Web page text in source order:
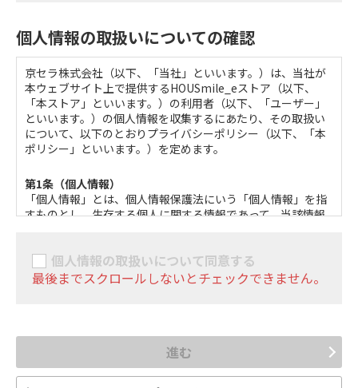
めが優先されるものとします。
第2条（利用登録）
本ストアにおいては、登録希望者が本規約に同意の上、当
社の定める方法によって利用登録を申請し、当社がこれに
対する承認を登録希望者に通知することによって、利用登
録が完了するものとします。
当社は、利用登録の申請者に以下の事由があると判断した
については一切の開示義務を負わないものとします。
利用登録の申請に際して虚偽の事項を届け出た場合
本規約に違反したことがある者からの申請である場合
その他、当社が利用登録を相当でないと判断した場合
第3条（ユーザーIDおよびパスワードの管理）
ユーザーは、自己の責任において、本ストアのユーザーID
およびパスワードを管理するものとします。
の組み合わせが登録情報と一致してログインされた場合に
は、そのユーザーIDを登録しているユーザー自身による利
用とみなします。
個人情報の取扱いについての確認
京セラ株式会社（以下、「当社」といいます。）は、当社が
本ウェブサイト上で提供するHOUSmile_eストア（以下、
「本ストア」といいます。）の利用者（以下、「ユーザー」
といいます。）の個人情報を収集するにあたり、その取扱い
について、以下のとおりプライバシーポリシー（以下、「本
ポリシー」といいます。）を定めます。
第1条（個人情報）
「個人情報」とは、個人情報保護法にいう「個人情報」を指
すものとし、生存する個人に関する情報であって、当該情報
ト番号、基礎年金番号、運転免許証番号、住民票コード、マ
イナンバー（個人番号）等の役務の利用や商品の購入、カー
当社は、ユーザーが本ストアを利用するにあたり、氏名、生
個人情報の取扱いについて同意する
最後までスクロールしないとチェックできません。
進む